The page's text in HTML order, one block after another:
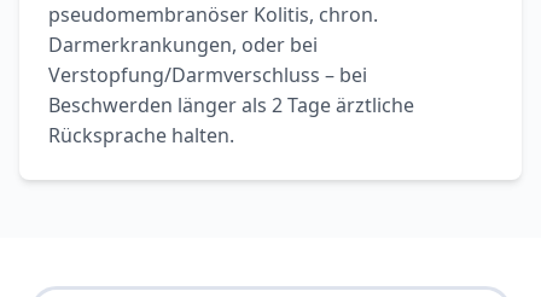
pseudomembranöser Kolitis, chron.
Darmerkrankungen, oder bei
Verstopfung/Darmverschluss – bei
Beschwerden länger als 2 Tage ärztliche
Rücksprache halten.